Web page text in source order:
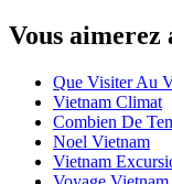
Vous aimerez
Que Visiter Au
Vietnam Climat
Combien De
Noel Vietnam
Vietnam